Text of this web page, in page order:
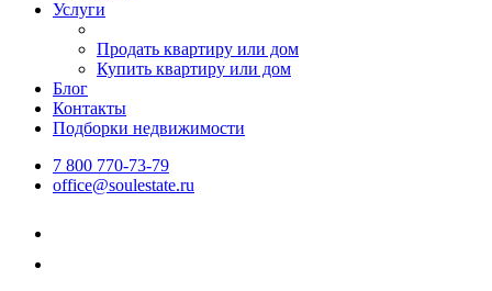
Услуги
Продать квартиру или дом
Купить квартиру или дом
Блог
Контакты
Подборки недвижимости
7 800 770-73-79
office@soulestate.ru